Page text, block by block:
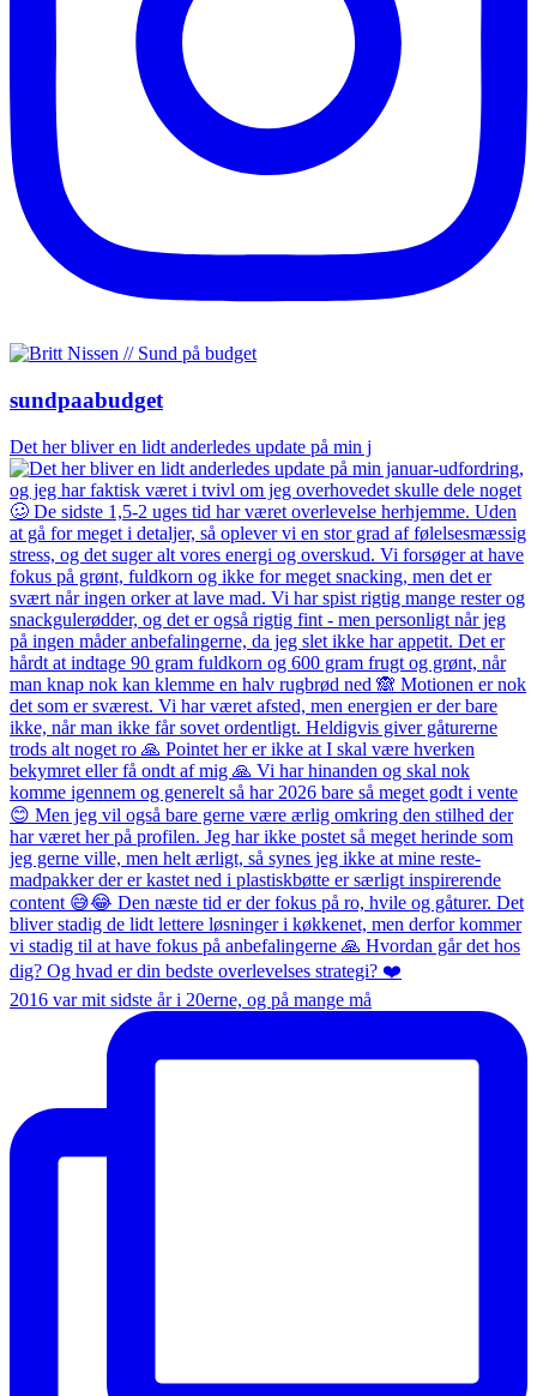
sundpaabudget
Det her bliver en lidt anderledes update på min j
2016 var mit sidste år i 20erne, og på mange må